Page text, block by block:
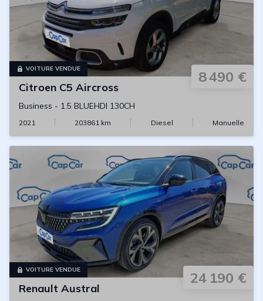
VOITURE VENDUE 8 490 €
Citroen C5 Aircross
Business - 1.5 BLUEHDI 130CH
2021 203861 km Diesel Manuelle
VOITURE VENDUE 24 190 €
Renault Austral